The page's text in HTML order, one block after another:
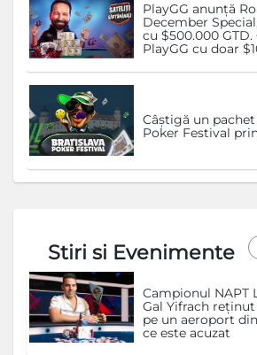
PlayGG anunță
December
cu $500.000
PlayGG cu doar
Câștigă un
Poker Festival
Stiri si Evenimente
Campionul NAPT
Gal Yifrach
pe un aeroport
ce este acuzat